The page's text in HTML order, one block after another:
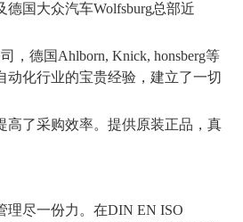
德国大众汽车Wolfsburg总部近
，德国Ahlborn, Knick, honsberg等
化行业的宝贵经验，建立了一切
高了采购效率。提供原装正品，真
理尽一份力。在DIN EN ISO